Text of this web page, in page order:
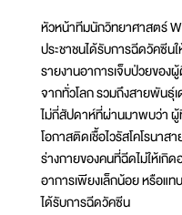
หัวหน้าทีมนักวิทยาศาสตร์
ประชาชนได้รับการฉีดวัคซีน
รายงานอาการเจ็บป่วยของ
จากทั่วโลก รวมถึงสายพันธุ์
ไม่กี่สัปดาห์ที่ผ่านมาพบว่า
โอกาสติดเชื้อไวรัสโคโรนา
ร่างกายของคนที่ฉีดไม่ให้เกิ
อาการเพียงเล็กน้อย หรือแท
ได้รับการฉีดวัคซีน